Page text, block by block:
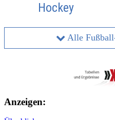
Hockey
Alle
Anzeigen: